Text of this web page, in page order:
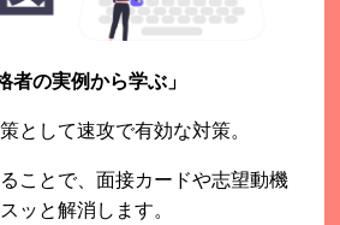
者の実例から学ぶ」
として速攻で有効な対策。
ことで、面接カードや志望動機
ッと解消します。